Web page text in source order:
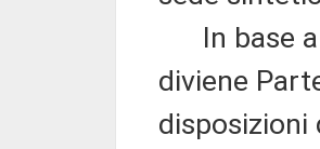
In base
diviene
disposizioni